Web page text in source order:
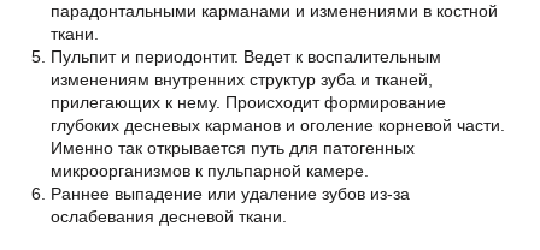
парадонтальными карманами и изменениями в костной
ткани.
Пульпит и периодонтит. Ведет к воспалительным
изменениям внутренних структур зуба и тканей,
прилегающих к нему. Происходит формирование
глубоких десневых карманов и оголение корневой части.
Именно так открывается путь для патогенных
микроорганизмов к пульпарной камере.
Раннее выпадение или удаление зубов из-за
ослабевания десневой ткани.